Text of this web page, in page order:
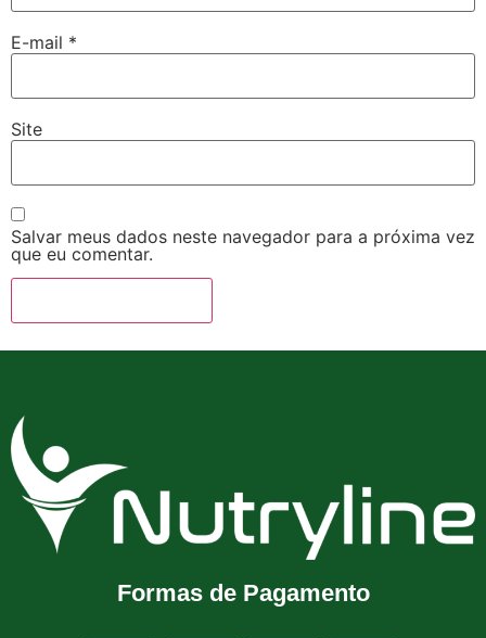
E-mail *
Site
Salvar meus dados neste navegador para a próxima vez
que eu comentar.
Formas de Pagamento